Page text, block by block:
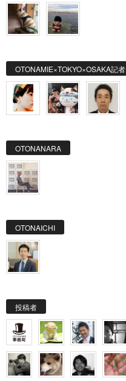
OTONAMIE×TOKYO×OSAKA記者
OTONANARA
OTONAICHI
投稿者